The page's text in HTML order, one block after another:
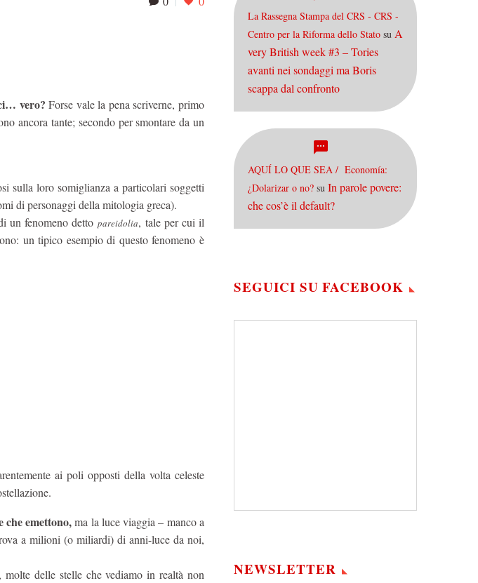
vero? Forse vale la pena scriverne, primo
ancora tante; secondo per smontare da un
sulla loro somiglianza a particolari soggetti
di personaggi della mitologia greca).
un fenomeno dettopareidolia, tale per cui il
un tipico esempio di questo fenomeno è
ai poli opposti della volta celeste
che emettono,ma la luce viaggia – manco a
a milioni (o miliardi) di anni-luce da noi,
delle stelle che vediamo in realtà non
La Rassegna Stampa del CRS - CRS -
Centro per la Riforma dello Stato su A
very British week #3 – Tories
avanti nei sondaggi ma Boris
scappa dal confronto
AQUÍ LO QUE SEA / Economía:
¿Dolarizar o no? su In parole povere:
che cos’è il default?
SEGUICI SU FACEBOOK
NEWSLETTER